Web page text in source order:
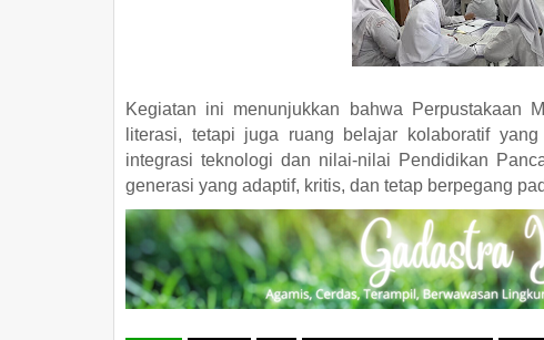
Kegiatan ini menunjukkan bahwa Perpustakaan
literasi, tetapi juga ruang belajar kolaboratif
integrasi teknologi dan nilai-nilai Pendidikan
generasi yang adaptif, kritis, dan tetap berpegang